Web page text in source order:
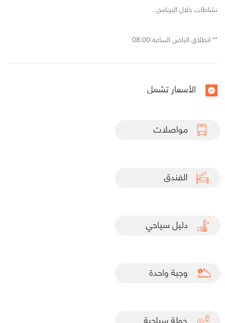
نشاطات خلال البرنامج.
** انطلاق الباص الساعة 08:00
الأسعار تشمل